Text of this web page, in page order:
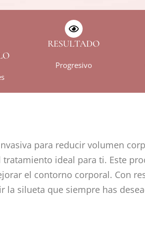
RESULTADO
Progresivo
para reducir volumen
ideal para ti. Este
el contorno corporal. Con
la silueta que siempre has